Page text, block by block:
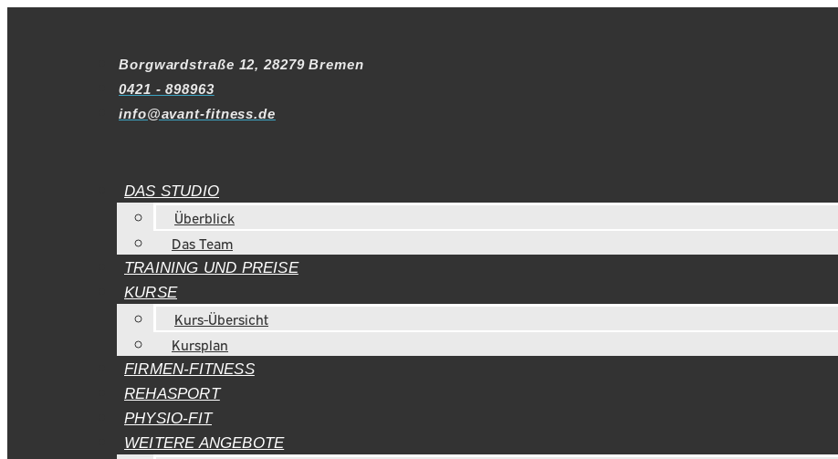
Borgwardstraße 12, 28279 Bremen
0421 - 898963
info@avant-fitness.de
DAS STUDIO
Überblick
Das Team
TRAINING UND PREISE
KURSE
Kurs-Übersicht
Kursplan
FIRMEN-FITNESS
REHASPORT
PHYSIO-FIT
WEITERE ANGEBOTE